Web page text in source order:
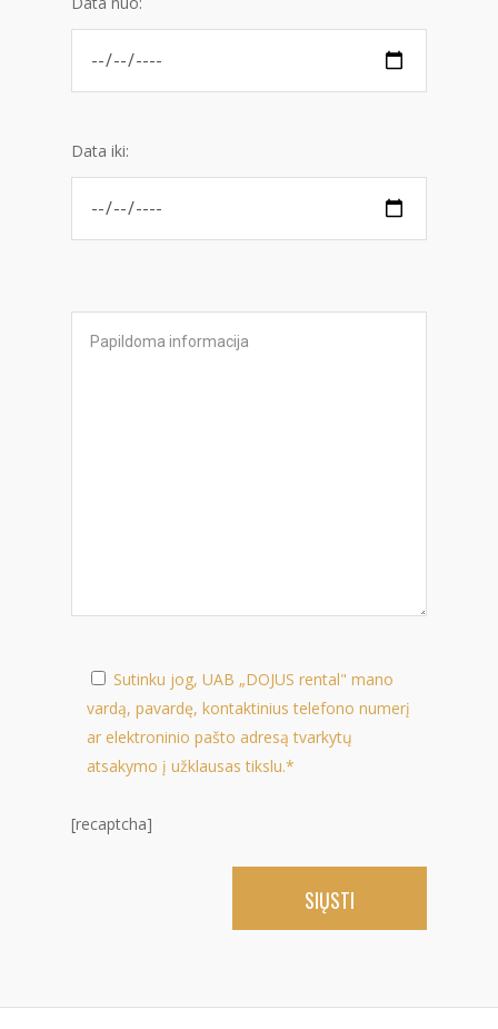
Data iki:
Sutinku jog, UAB „DOJUS rental" mano
vardą, pavardę, kontaktinius telefono numerį
ar elektroninio pašto adresą tvarkytų
atsakymo į užklausas tikslu.*
[recaptcha]